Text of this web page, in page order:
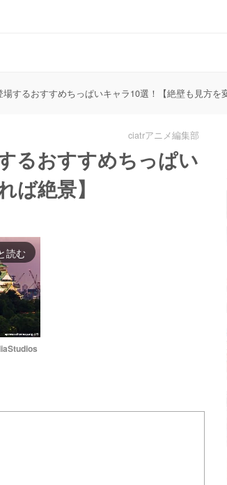
するおすすめちっぱいキャラ10選！【絶壁も見方を
ciatrアニメ編集部
るおすすめちっぱい
ば絶景】
読む